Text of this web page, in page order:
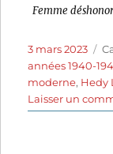
Femme
Publié
le
3 mars 2023
années 1940-
moderne, Hedy
Laisser un